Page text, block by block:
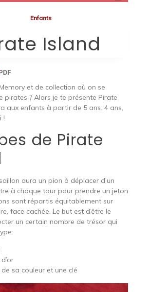
Enfants
Island
et de collection où on se
pirates ? Alors je te présente Pirate
aux enfants à partir de 5 ans. 4 ans,
!
de Pirate
aura un pion à déplacer d’un
à chaque tour pour prendre un jeton
sont répartis équitablement sur
face cachée. Le but est d’être le
un certain nombre de trésor qui
sa couleur et une clé